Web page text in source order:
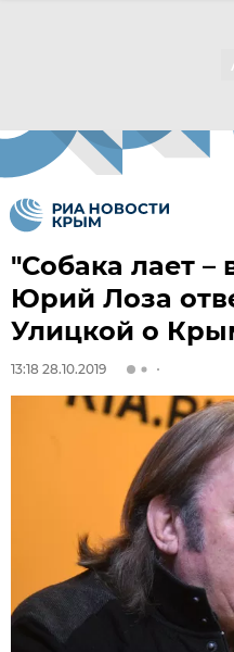
"Собака лает –
Юрий Лоза
Улицкой о
13:18 28.10.2019